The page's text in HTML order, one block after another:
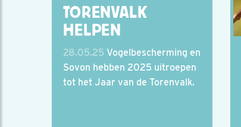
TORENVALK
HELPEN
28.05.25 Vogelbescherming en
Sovon hebben 2025 uitroepen
tot het Jaar van de Torenvalk.